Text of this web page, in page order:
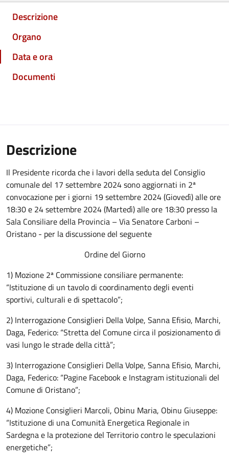
Descrizione
Organo
Data e ora
Documenti
Descrizione
Il Presidente ricorda che i lavori della seduta del Consiglio
comunale del 17 settembre 2024 sono aggiornati in 2ª
convocazione per i giorni 19 settembre 2024 (Giovedì) alle ore
18:30 e 24 settembre 2024 (Martedì) alle ore 18:30 presso la
Sala Consiliare della Provincia – Via Senatore Carboni –
Oristano - per la discussione del seguente
Ordine del Giorno
1) Mozione 2ª Commissione consiliare permanente:
“Istituzione di un tavolo di coordinamento degli eventi
sportivi, culturali e di spettacolo”;
2) Interrogazione Consiglieri Della Volpe, Sanna Efisio, Marchi,
Daga, Federico: “Stretta del Comune circa il posizionamento di
vasi lungo le strade della città”;
3) Interrogazione Consiglieri Della Volpe, Sanna Efisio, Marchi,
Daga, Federico: “Pagine Facebook e Instagram istituzionali del
Comune di Oristano”;
4) Mozione Consiglieri Marcoli, Obinu Maria, Obinu Giuseppe:
“Istituzione di una Comunità Energetica Regionale in
Sardegna e la protezione del Territorio contro le speculazioni
energetiche”;